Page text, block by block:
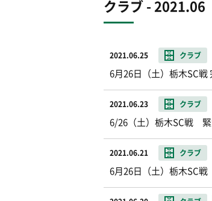
クラブ - 2021.06
2021.06.25 クラブ
6月26日（土）栃木SC戦
2021.06.23 クラブ
6/26（土）栃木SC戦 緊
2021.06.21 クラブ
6月26日（土）栃木SC